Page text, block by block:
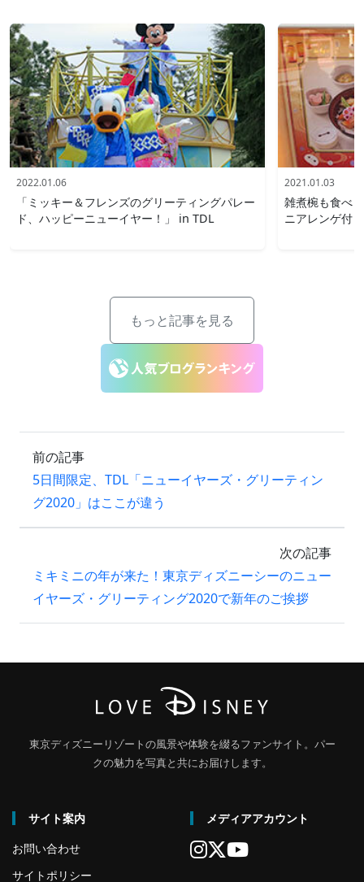
2022.01.06
「ミッキー＆フレンズのグリーティングパレー
ド、ハッピーニューイヤー！」 in TDL
2021.01.03
雑煮椀も食べ
ニアレンゲ付
もっと記事を見る
前の記事
5日間限定、TDL「ニューイヤーズ・グリーティン
グ2020」はここが違う
次の記事
ミキミニの年が来た！東京ディズニーシーのニュー
イヤーズ・グリーティング2020で新年のご挨拶
東京ディズニーリゾートの風景や体験を綴るファンサイト。パー
クの魅力を写真と共にお届けします。
サイト案内
お問い合わせ
サイトポリシー
メディアアカウント